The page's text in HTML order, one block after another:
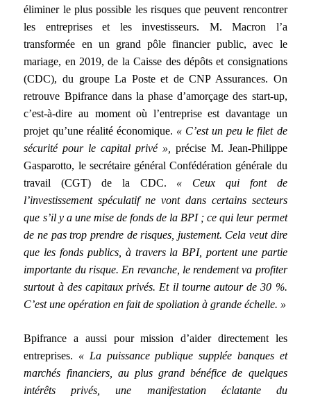
éliminer le plus possible les risques que peuvent rencontrer
les entreprises et les investisseurs. M. Macron l’a
transformée en un grand pôle financier public, avec le
mariage, en 2019, de la Caisse des dépôts et consignations
(CDC), du groupe La Poste et de CNP Assurances. On
retrouve Bpifrance dans la phase d’amorçage des start-up,
c’est-à-dire au moment où l’entreprise est davantage un
projet qu’une réalité économique. « C’est un peu le filet de
sécurité pour le capital privé », précise M. Jean-Philippe
Gasparotto, le secrétaire général Confédération générale du
travail (CGT) de la CDC. « Ceux qui font de
l’investissement spéculatif ne vont dans certains secteurs
que s’il y a une mise de fonds de la BPI ; ce qui leur permet
de ne pas trop prendre de risques, justement. Cela veut dire
que les fonds publics, à travers la BPI, portent une partie
importante du risque. En revanche, le rendement va profiter
surtout à des capitaux privés. Et il tourne autour de 30 %.
C’est une opération en fait de spoliation à grande échelle. »
Bpifrance a aussi pour mission d’aider directement les
entreprises. « La puissance publique supplée banques et
marchés financiers, au plus grand bénéfice de quelques
intérêts privés, une manifestation éclatante du